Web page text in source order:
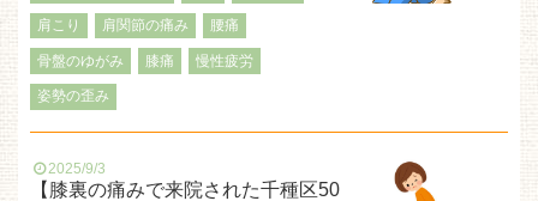
肩こり 肩関節の痛み 腰痛
骨盤のゆがみ 膝痛 慢性疲労
姿勢の歪み
2025/9/3
【膝裏の痛みで来院された千種区50